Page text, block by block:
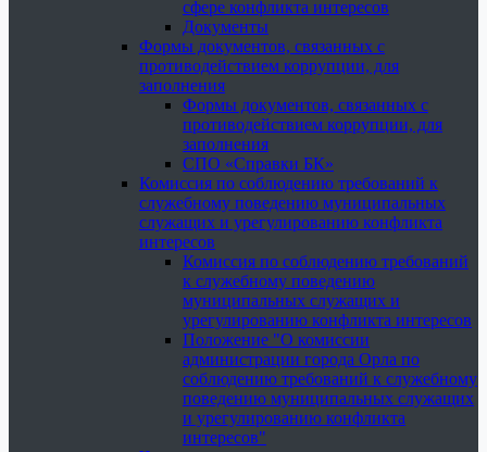
сфере конфликта интересов
Документы
Формы документов, связанных с
противодействием коррупции, для
заполнения
Формы документов, связанных с
противодействием коррупции, для
заполнения
СПО «Справки БК»
Комиссия по соблюдению требований к
служебному поведению муниципальных
служащих и урегулированию конфликта
интересов
Комиссия по соблюдению требований
к служебному поведению
муниципальных служащих и
урегулированию конфликта интересов
Положение "О комиссии
администрации города Орла по
соблюдению требований к служебному
поведению муниципальных служащих
и урегулированию конфликта
интересов"